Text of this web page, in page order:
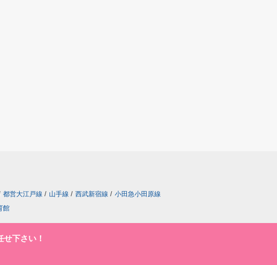
都営大江戸線 / 山手線 / 西武新宿線 / 小田急小田原線
館
下さい！